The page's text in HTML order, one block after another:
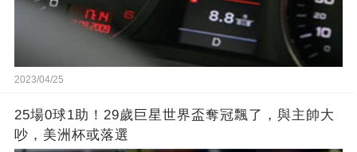
2023/04/25
25場0球1助！29歲巨星世界盃奪冠飄了，與主帥大
吵，美洲杯或落選